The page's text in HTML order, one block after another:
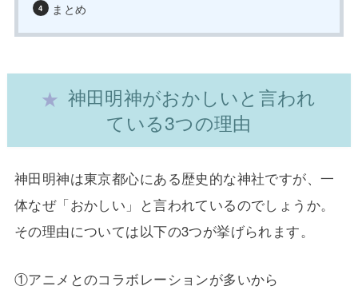
まとめ
神田明神がおかしいと言われ
ている3つの理由
神田明神は東京都心にある歴史的な神社ですが、一
体なぜ「おかしい」と言われているのでしょうか。
その理由については以下の3つが挙げられます。
①アニメとのコラボレーションが多いから